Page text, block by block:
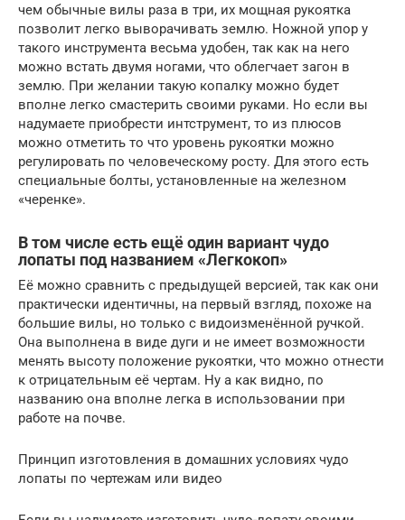
чем обычные вилы раза в три, их мощная рукоятка
позволит легко выворачивать землю. Ножной упор у
такого инструмента весьма удобен, так как на него
можно встать двумя ногами, что облегчает загон в
землю. При желании такую копалку можно будет
вполне легко смастерить своими руками. Но если вы
надумаете приобрести интструмент, то из плюсов
можно отметить то что уровень рукоятки можно
регулировать по человеческому росту. Для этого есть
специальные болты, установленные на железном
«черенке».
В том числе есть ещё один вариант чудо
лопаты под названием «Легкокоп»
Её можно сравнить с предыдущей версией, так как они
практически идентичны, на первый взгляд, похоже на
большие вилы, но только с видоизменённой ручкой.
Она выполнена в виде дуги и не имеет возможности
менять высоту положение рукоятки, что можно отнести
к отрицательным её чертам. Ну а как видно, по
названию она вполне легка в использовании при
работе на почве.
Принцип изготовления в домашних условиях чудо
лопаты по чертежам или видео